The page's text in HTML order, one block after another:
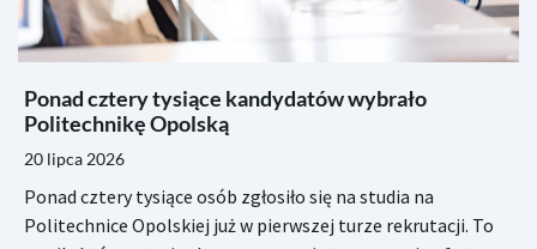
Ponad cztery tysiące kandydatów wybrało
Politechnikę Opolską
20 lipca 2026
Ponad cztery tysiące osób zgłosiło się na studia na
Politechnice Opolskiej już w pierwszej turze rekrutacji. To